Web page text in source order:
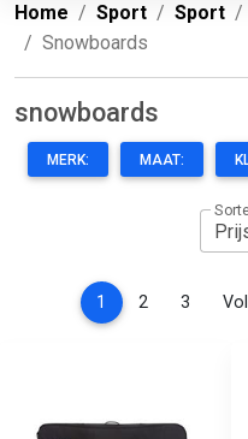
Home
Sport Sport
Snowboards
snowboards
MERK: MAAT:
1 (current)
2 3